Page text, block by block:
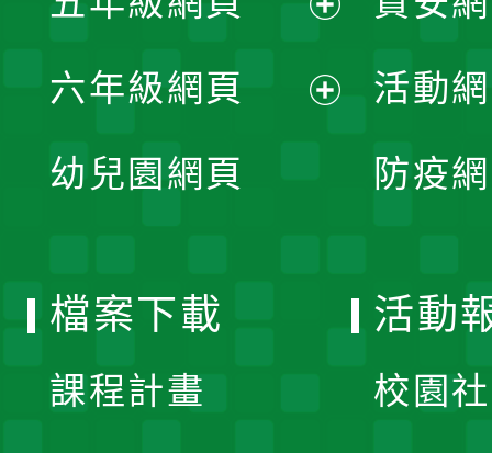
單
開
選
開
六年級網頁
幼兒園網頁
活動
防疫
檔案下載
課程計畫
活動
校園